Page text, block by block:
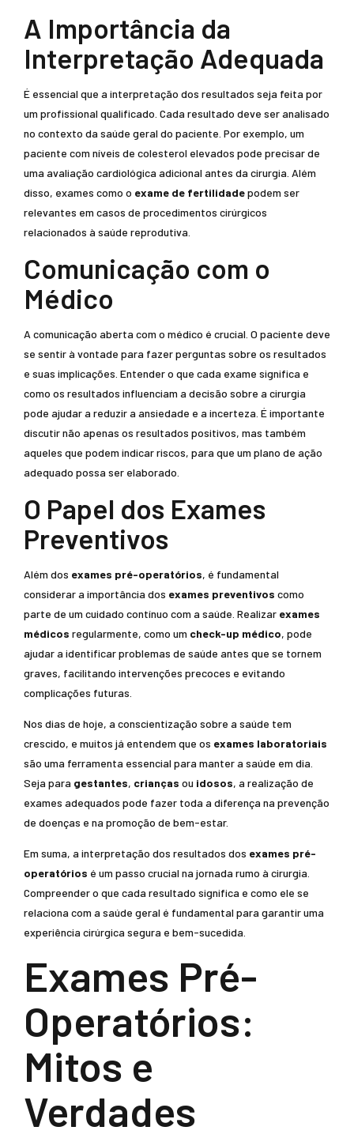
A Importância da
Interpretação Adequada
É essencial que a interpretação dos resultados seja feita por
um profissional qualificado. Cada resultado deve ser analisado
no contexto da saúde geral do paciente. Por exemplo, um
paciente com níveis de colesterol elevados pode precisar de
uma avaliação cardiológica adicional antes da cirurgia. Além
disso, exames como o exame de fertilidadepodem ser
relevantes em casos de procedimentos cirúrgicos
relacionados à saúde reprodutiva.
Comunicação com o
Médico
A comunicação aberta com o médico é crucial. O paciente deve
se sentir à vontade para fazer perguntas sobre os resultados
e suas implicações. Entender o que cada exame significa e
como os resultados influenciam a decisão sobre a cirurgia
pode ajudar a reduzir a ansiedade e a incerteza. É importante
discutir não apenas os resultados positivos, mas também
aqueles que podem indicar riscos, para que um plano de ação
adequado possa ser elaborado.
O Papel dos Exames
Preventivos
Além dos exames pré-operatórios, é fundamental
considerar a importância dos exames preventivos como
parte de um cuidado contínuo com a saúde. Realizar exames
médicos regularmente, como um check-up médico, pode
ajudar a identificar problemas de saúde antes que se tornem
graves, facilitando intervenções precoces e evitando
complicações futuras.
Nos dias de hoje, a conscientização sobre a saúde tem
crescido, e muitos já entendem que os exames laboratoriais
são uma ferramenta essencial para manter a saúde em dia.
Seja para gestantes, crianças ou idosos, a realização de
exames adequados pode fazer toda a diferença na prevenção
de doenças e na promoção de bem-estar.
Em suma, a interpretação dos resultados dos exames pré-
operatórios é um passo crucial na jornada rumo à cirurgia.
Compreender o que cada resultado significa e como ele se
relaciona com a saúde geral é fundamental para garantir uma
experiência cirúrgica segura e bem-sucedida.
Exames Pré-
Operatórios:
Mitos e
Verdades